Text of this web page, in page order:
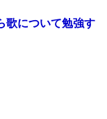
歌について勉強す